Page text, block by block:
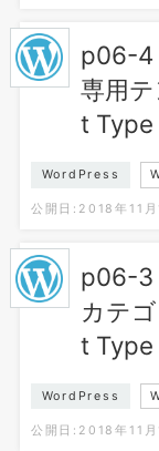
p06-4
専用
t Type
WordPress
公開日:2018年11月
p06-3
カテ
t Type
WordPress
公開日:2018年11月